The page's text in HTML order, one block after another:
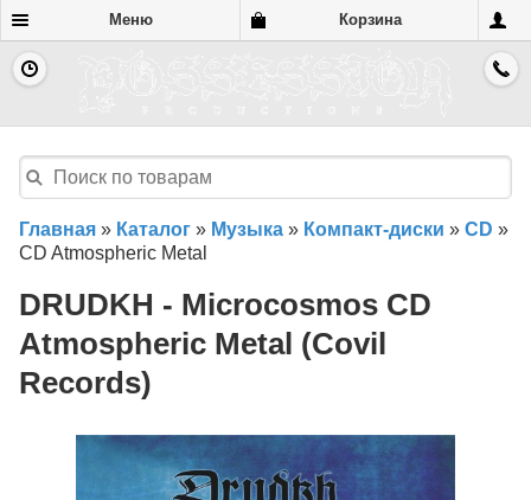
Меню Корзина
Главная » Каталог » Музыка » Компакт-диски » CD »
CD Atmospheric Metal
DRUDKH - Microcosmos CD
Atmospheric Metal (Covil
Records)